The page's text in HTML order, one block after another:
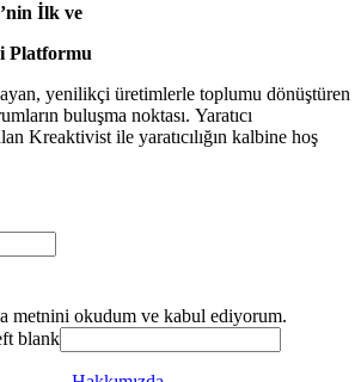
İlk ve
Platformu
yenilikçi üretimlerle toplumu dönüştüren
buluşma noktası. Yaratıcı
Kreaktivist ile yaratıcılığın kalbine hoş
metnini okudum ve kabul ediyorum.
blank